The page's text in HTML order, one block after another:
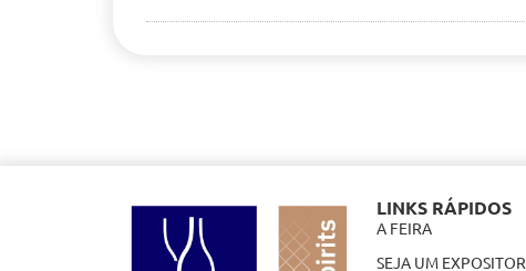
LINKS RÁPIDOS
A FEIRA
SEJA UM EXPOSITOR